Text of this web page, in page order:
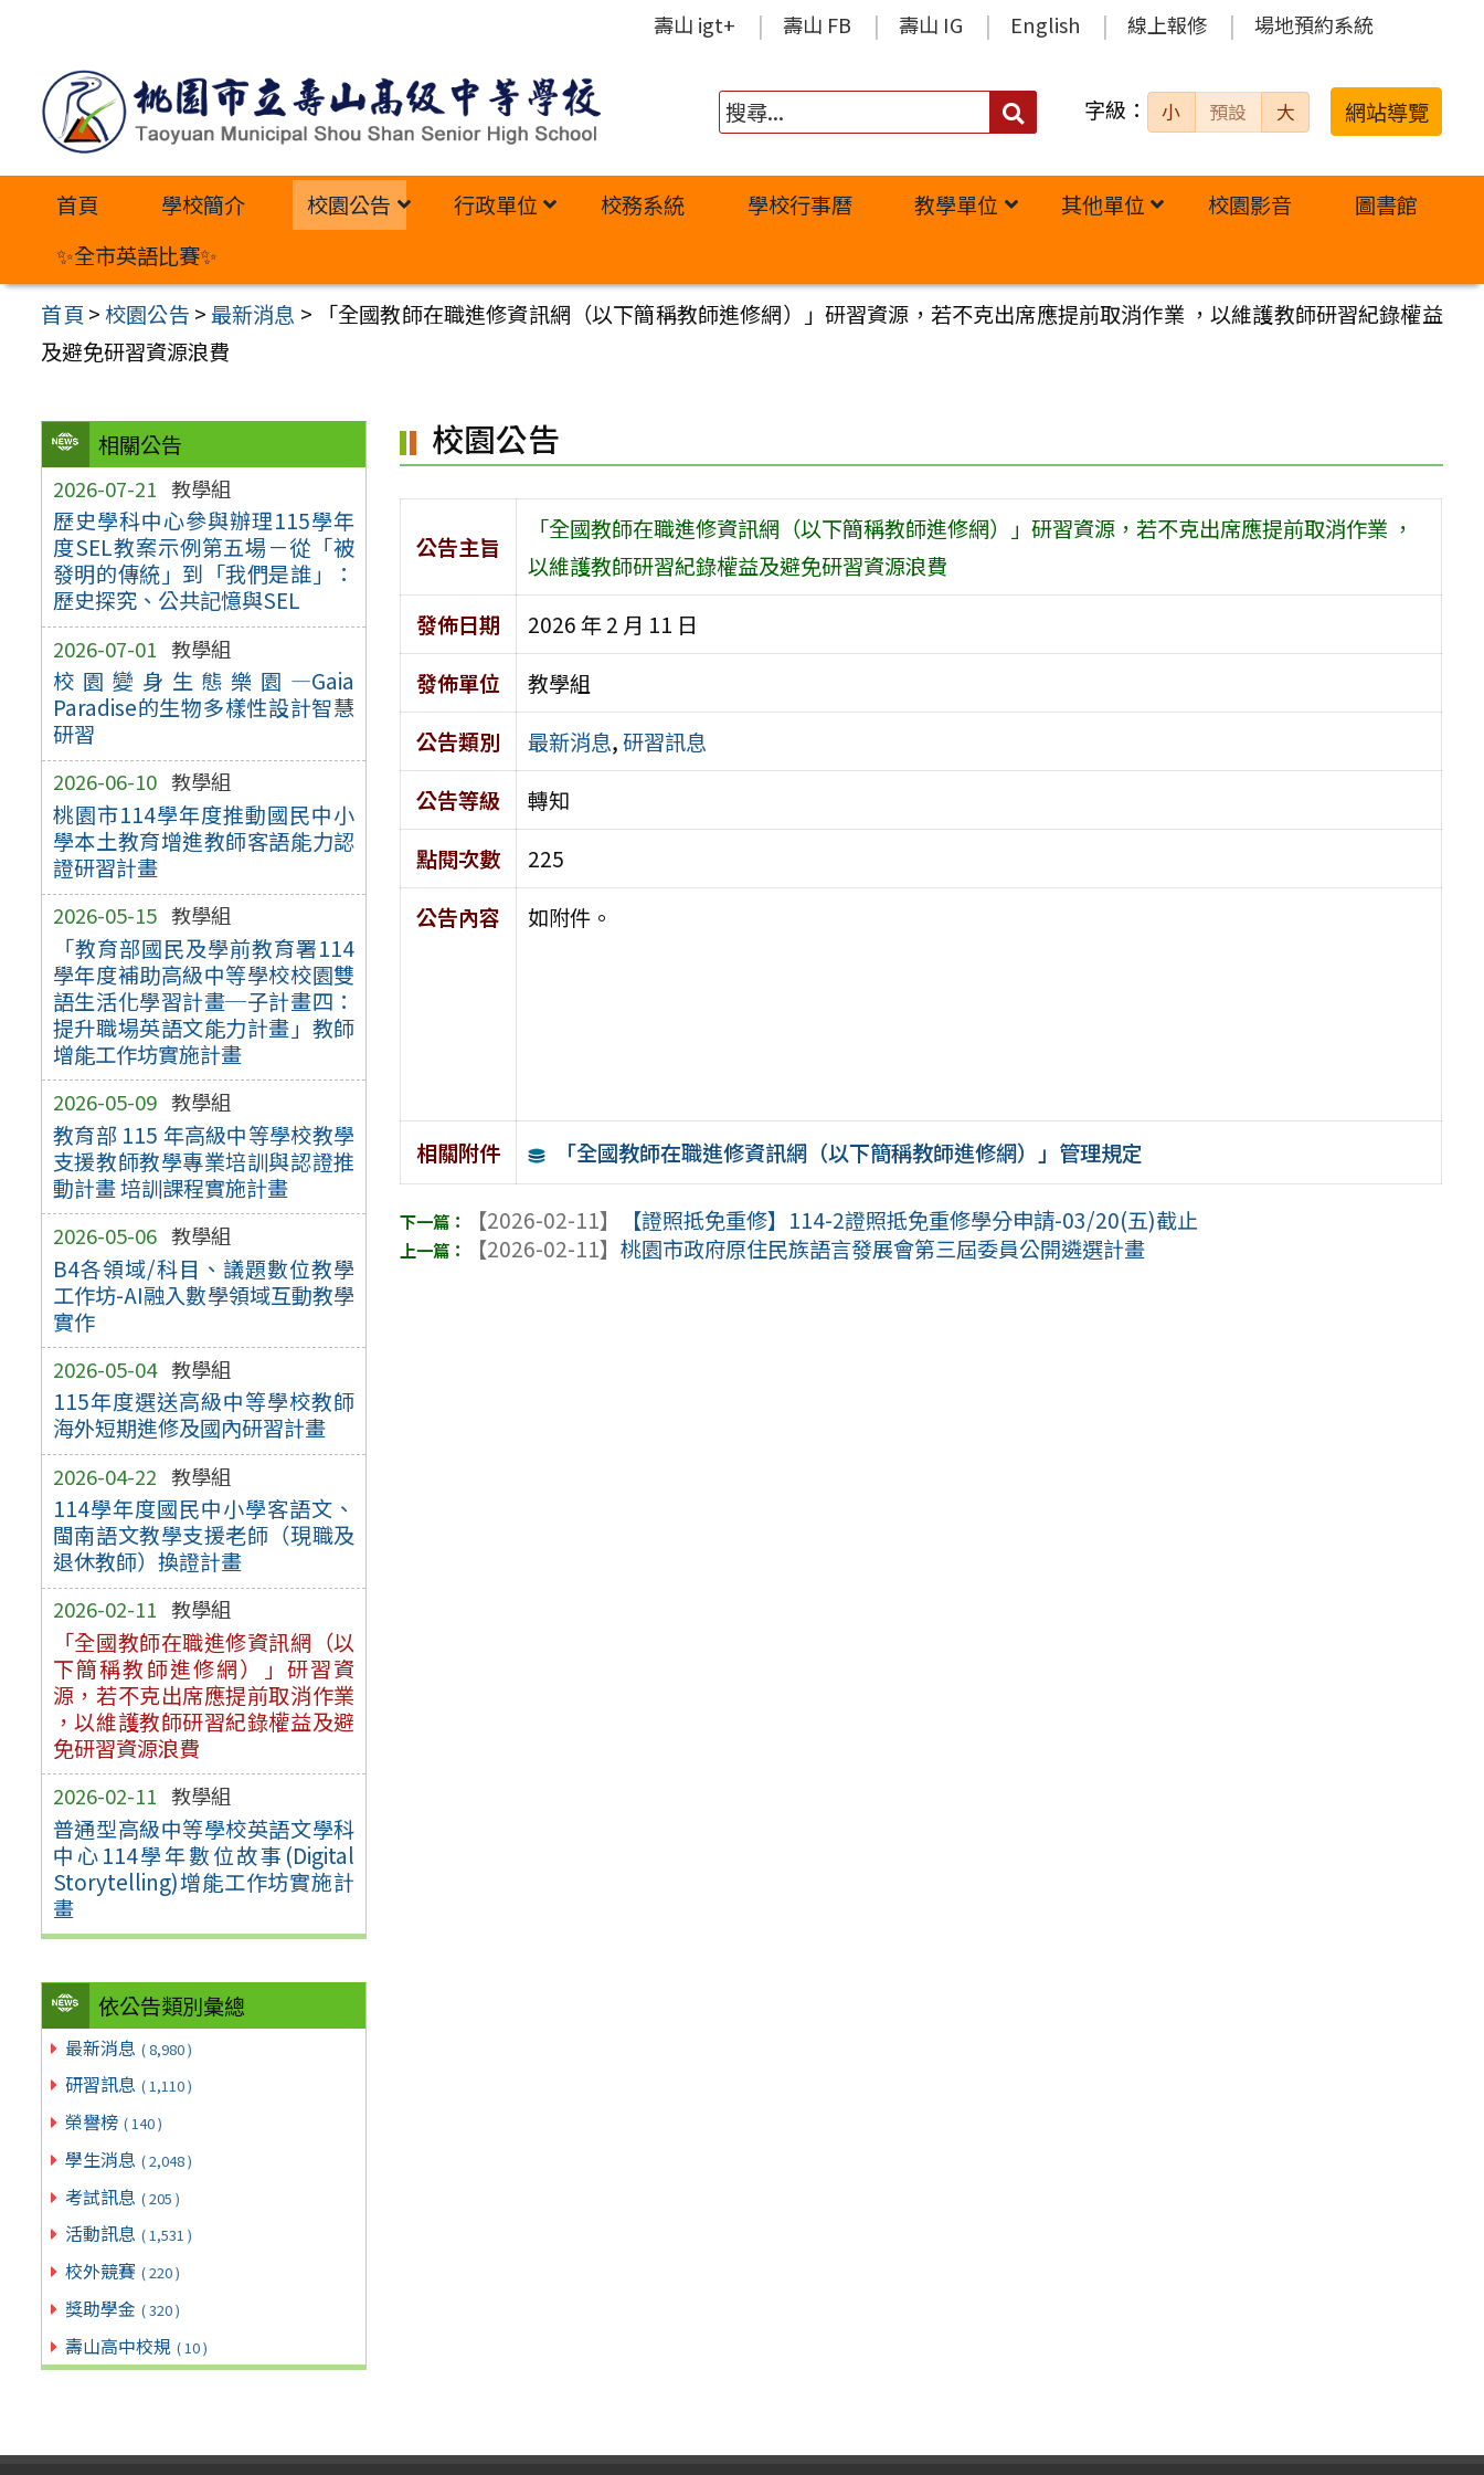
內
壽山 igt+ 壽山 FB 壽山 IG English 線上報修 場地預約系統
搜
字級： 小 預設 大 網站導覽
首頁 學校簡介 校園公告 行政單位 校務系統 學校行事曆 教學單位 其他單位 校園影音
圖書館
✨全市英語比賽✨
首頁 >校園公告 >最新消息 >
「全國教師在職進修資訊網（以下簡稱教師進修網）」研習資源，若不克出席應提前取消作業 ，以維護教師研習紀錄權益
及避免研習資源浪費
相關公告
2026-07-21 教學組
歷史學科中心參與辦理115學年
度SEL教案示例第五場－從「被
發明的傳統」到「我們是誰」：
歷史探究、公共記憶與SEL
2026-07-01 教學組
校園變身生態樂園—Gaia
Paradise的生物多樣性設計智慧
研習
2026-06-10 教學組
桃園市114學年度推動國民中小
學本土教育增進教師客語能力認
證研習計畫
2026-05-15 教學組
「教育部國民及學前教育署114
學年度補助高級中等學校校園雙
語生活化學習計畫─子計畫四：
提升職場英語文能力計畫」教師
增能工作坊實施計畫
2026-05-09 教學組
教育部 115 年高級中等學校教學
支援教師教學專業培訓與認證推
動計畫 培訓課程實施計畫
2026-05-06 教學組
B4各領域/科目、議題數位教學
工作坊-AI融入數學領域互動教學
實作
2026-05-04 教學組
115年度選送高級中等學校教師
海外短期進修及國內研習計畫
2026-04-22 教學組
114學年度國民中小學客語文、
閩南語文教學支援老師（現職及
退休教師）換證計畫
2026-02-11 教學組
「全國教師在職進修資訊網（以
下簡稱教師進修網）」研習資
源，若不克出席應提前取消作業
，以維護教師研習紀錄權益及避
免研習資源浪費
2026-02-11 教學組
普通型高級中等學校英語文學科
中心114學年數位故事(Digital
Storytelling)增能工作坊實施計
畫
依公告類別彙總
最新消息 ( 8,980 )
研習訊息 ( 1,110 )
榮譽榜 ( 140 )
學生消息 ( 2,048 )
考試訊息 ( 205 )
活動訊息 ( 1,531 )
校外競賽 ( 220 )
獎助學金 ( 320 )
壽山高中校規 ( 10 )
校園公告
公告主旨
「全國教師在職進修資訊網（以下簡稱教師進修網）」研習資源，若不克出席應提前取消作業 ，
以維護教師研習紀錄權益及避免研習資源浪費
發佈日期
2026 年 2 月 11 日
發佈單位
教學組
公告類別
最新消息,研習訊息
公告等級
轉知
點閱次數
225
公告內容
如附件。
相關附件 「全國教師在職進修資訊網（以下簡稱教師進修網）」管理規定
【2026-02-11】
【證照抵免重修】114-2證照抵免重修學分申請-03/20(五)截止
【2026-02-11】桃園市政府原住民族語言發展會第三屆委員公開遴選計畫